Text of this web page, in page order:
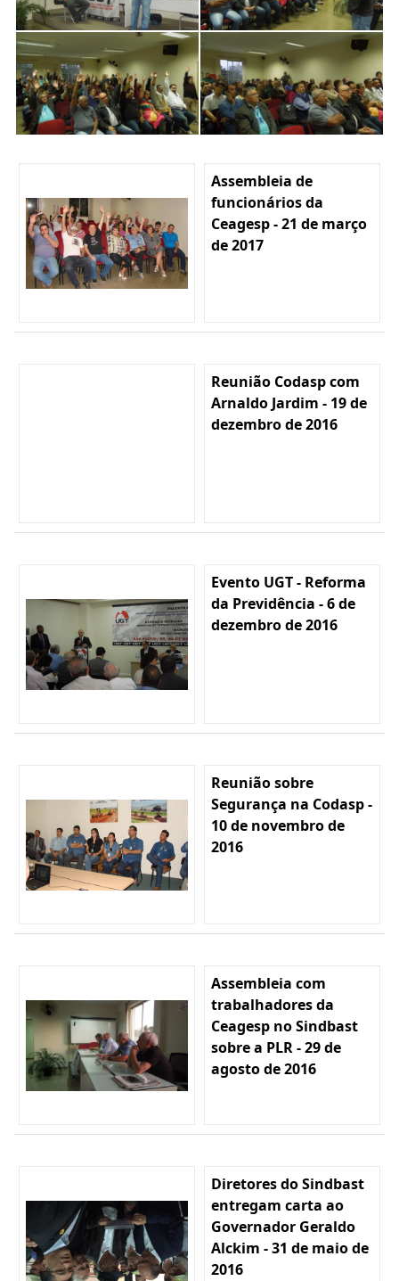
Assembleia de
funcionários da
Ceagesp - 21 de março
de 2017
Reunião Codasp com
Arnaldo Jardim - 19 de
dezembro de 2016
Evento UGT - Reforma
da Previdência - 6 de
dezembro de 2016
Reunião sobre
Segurança na Codasp -
10 de novembro de
2016
Assembleia com
trabalhadores da
Ceagesp no Sindbast
sobre a PLR - 29 de
agosto de 2016
Diretores do Sindbast
entregam carta ao
Governador Geraldo
Alckim - 31 de maio de
2016